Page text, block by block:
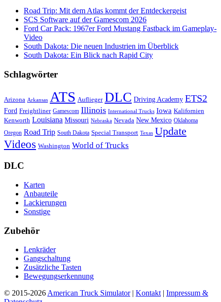
Road Trip: Mit dem Atlas kommt der Entdeckergeist
SCS Software auf der Gamescom 2026
Ford Car Pack: 1967er Ford Mustang Fastback im Gameplay-
Video
South Dakota: Die neuen Industrien im Überblick
South Dakota: Ein Blick nach Rapid City
Schlagwörter
Arizona Arkansas ATS Auflieger DLC Driving Academy ETS2
Ford Freightliner Gamescom Illinois International Trucks Iowa Kalifornien
Kenworth Louisiana Missouri Nebraska Nevada New Mexico Oklahoma
Oregon Road Trip South Dakota Special Transport Texas Update
Videos Washington World of Trucks
DLC
Karten
Anbauteile
Lackierungen
Sonstige
Zubehör
Lenkräder
Gangschaltung
Zusätzliche Tasten
Bewegungserkennung
© 2015-2026 American Truck Simulator| Kontakt | Impressum &